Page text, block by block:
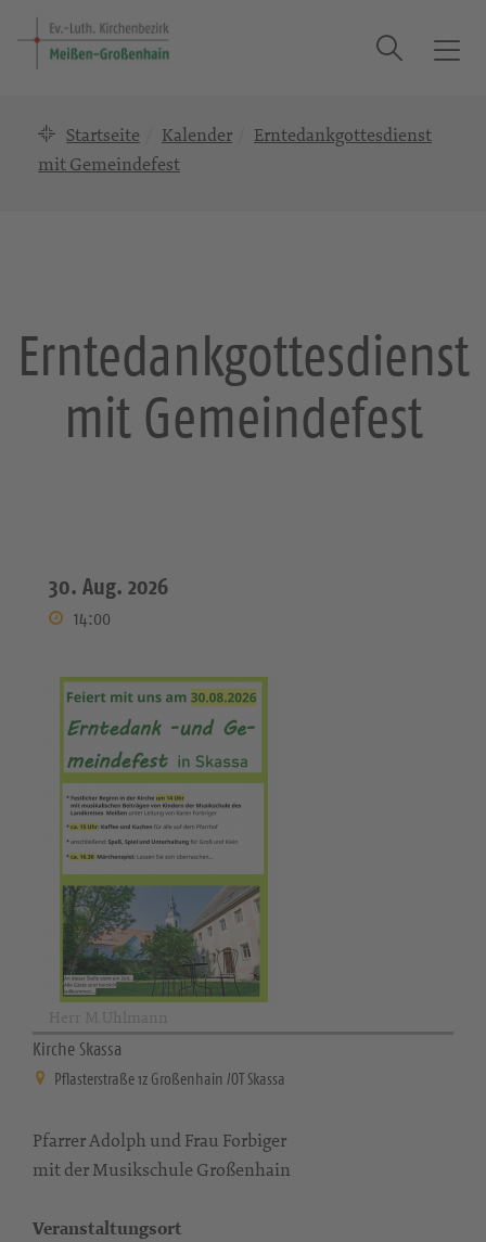
T
a
t
Suche
Startseite Kalender
Erntedankgottesdienst
mit Gemeindefest
Erntedankgottesdienst
mit Gemeindefest
30. Aug. 2026
14:00
Kirche Skassa
Pflasterstraße 1z Großenhain /OT Skassa
Pfarrer Adolph und Frau Forbiger
mit der Musikschule Großenhain
Veranstaltungsort